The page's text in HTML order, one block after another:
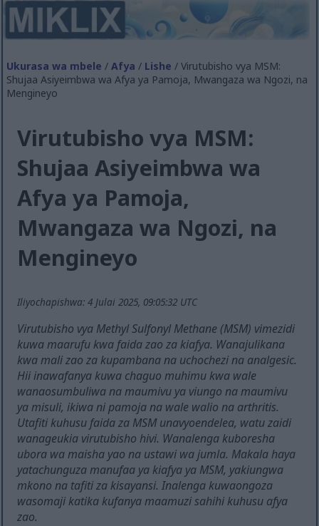
Ukurasa wa mbele /Afya / Lishe / Virutubisho vya MSM:
Shujaa Asiyeimbwa wa Afya ya Pamoja, Mwangaza wa Ngozi, na
Mengineyo
Virutubisho vya MSM:
Shujaa Asiyeimbwa wa
Afya ya Pamoja,
Mwangaza wa Ngozi, na
Mengineyo
Iliyochapishwa: 4 Julai 2025, 09:05:32 UTC
Virutubisho vya Methyl Sulfonyl Methane (MSM) vimezidi
kuwa maarufu kwa faida zao za kiafya. Wanajulikana
kwa mali zao za kupambana na uchochezi na analgesic.
Hii inawafanya kuwa chaguo muhimu kwa wale
wanaosumbuliwa na maumivu ya viungo na maumivu
ya misuli, ikiwa ni pamoja na wale walio na arthritis.
Utafiti kuhusu faida za MSM unavyoendelea, watu zaidi
wanageukia virutubisho hivi. Wanalenga kuboresha
ubora wa maisha yao na ustawi wa jumla. Makala haya
yatachunguza manufaa ya kiafya ya MSM, yakiungwa
mkono na tafiti za kisayansi. Inalenga kuwaongoza
wasomaji katika kufanya maamuzi sahihi kuhusu afya
zao.